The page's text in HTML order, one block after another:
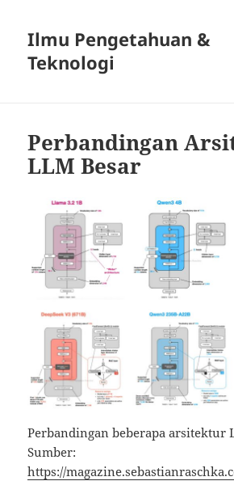
Ilmu Pengetahuan &
Teknologi
Perbandingan
LLM Besar
Perbandingan beberapa arsitektur
Sumber:
https://